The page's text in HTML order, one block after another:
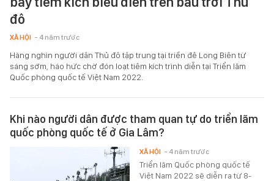
đô
XÃ HỘI - 4 năm trước
Hàng nghìn người dân Thủ đô tập trung tại triền đê Long Biên từ
sáng sớm, háo hức chờ đón loạt tiêm kích trình diễn tại Triển lãm
Quốc phòng quốc tế Việt Nam 2022.
Khi nào người dân được tham quan tự do triển lãm
quốc phòng quốc tế ở Gia Lâm?
Triển lãm Quốc phòng quốc tế
Việt Nam 2022 sẽ diễn ra từ 8-
XÃ HỘI - 4 năm trước